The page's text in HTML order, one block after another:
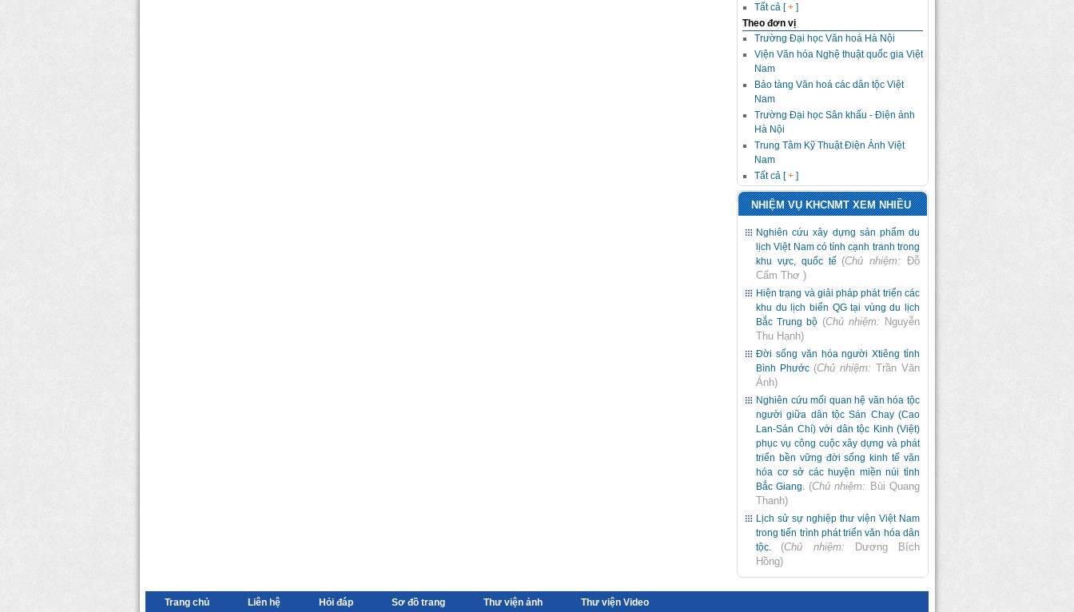
Tất cả [+ ]
Theo đơn vị
Trường Đại học Văn hoá Hà Nội
Viện Văn hóa Nghệ thuật quốc gia Việt
Nam
Bảo tàng Văn hoá các dân tộc Việt
Nam
Trường Đại học Sân khấu - Điện ảnh
Hà Nội
Trung Tâm Kỹ Thuật Điện Ảnh Việt
Nam
Tất cả [+ ]
NHIỆM VỤ KHCNMT XEM NHIỀU
Nghiên cứu xây dựng sản phẩm du
lịch Việt Nam có tính cạnh tranh trong
khu vực, quốc tế (Chủ nhiệm:
Đỗ
Cẩm Thơ )
Hiện trạng và giải pháp phát triển các
khu du lịch biển QG tại vùng du lịch
Bắc Trung bộ (Chủ nhiệm: Nguyễn
Thu Hạnh)
Đời sống văn hóa người Xtiêng tỉnh
Bình Phước (Chủ nhiệm: Trần Văn
Ánh)
Nghiên cứu mối quan hệ văn hóa tộc
người giữa dân tộc Sán Chay (Cao
Lan-Sán Chí) với dân tộc Kinh (Việt)
phục vụ công cuộc xây dựng và phát
triển bền vững đời sống kinh tế văn
hóa cơ sở các huyện miền núi tỉnh
Bắc Giang. (Chủ nhiệm: Bùi Quang
Thanh)
Lịch sử sự nghiệp thư viện Việt Nam
trong tiến trình phát triển văn hóa dân
tộc.
(Chủ nhiệm:
Dương Bích
Hồng)
Trang chủ Liên hệ Hỏi đáp Sơ đồ trang Thư viện ảnh Thư viện Video